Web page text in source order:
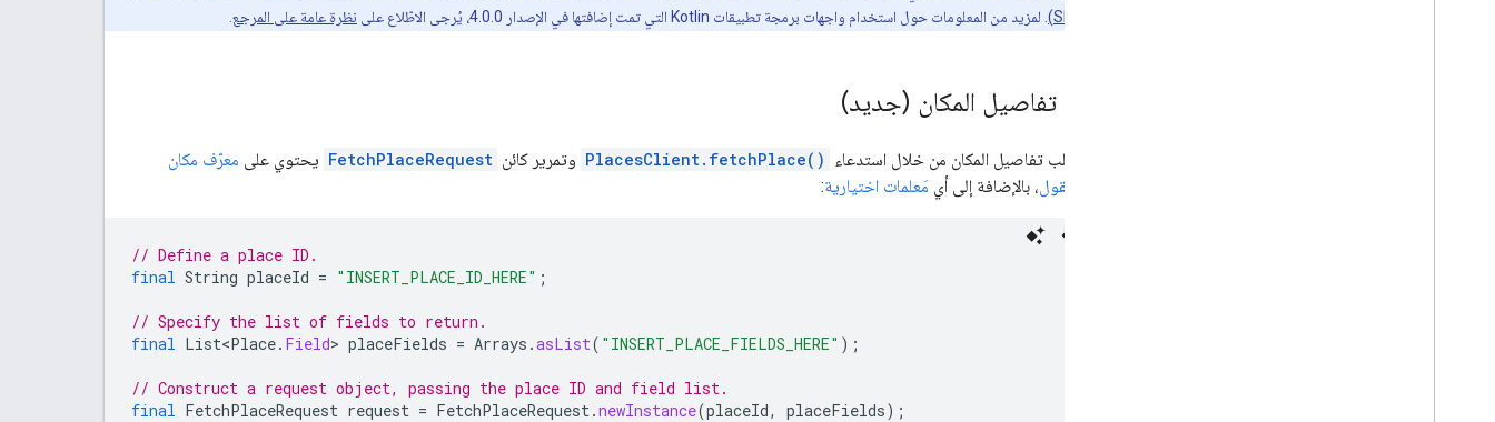
. لمزيد من المعلومات حول استخدام واجهات برمجة تطبيقات Kotlin التي تمت إضافتها في الإصدار 4.0.0، يُرجى الاطّلاع على نظرة عامة على المرجع
طلبات تفاصيل المكان (جديد)
يمكنك طلب تفاصيل المكان من خلال استدعاء PlacesClient.fetchPlace() وتمرير كائن FetchPlaceRequest يحتوي على معرّف مكان
قائمة حقول، بالإضافة إلى أي مَعلمات اختيارية:
// Define a place ID.
final String placeId = "INSERT_PLACE_ID_HERE" ;
// Specify the list of fields to return.
final List<Place. Field> placeFields = Arrays .asList( "INSERT_PLACE_FIELDS_HERE" );
// Construct a request object, passing the place ID and field list.
final FetchPlaceRequest request = FetchPlaceRequest.newInstance(placeId, placeFields);